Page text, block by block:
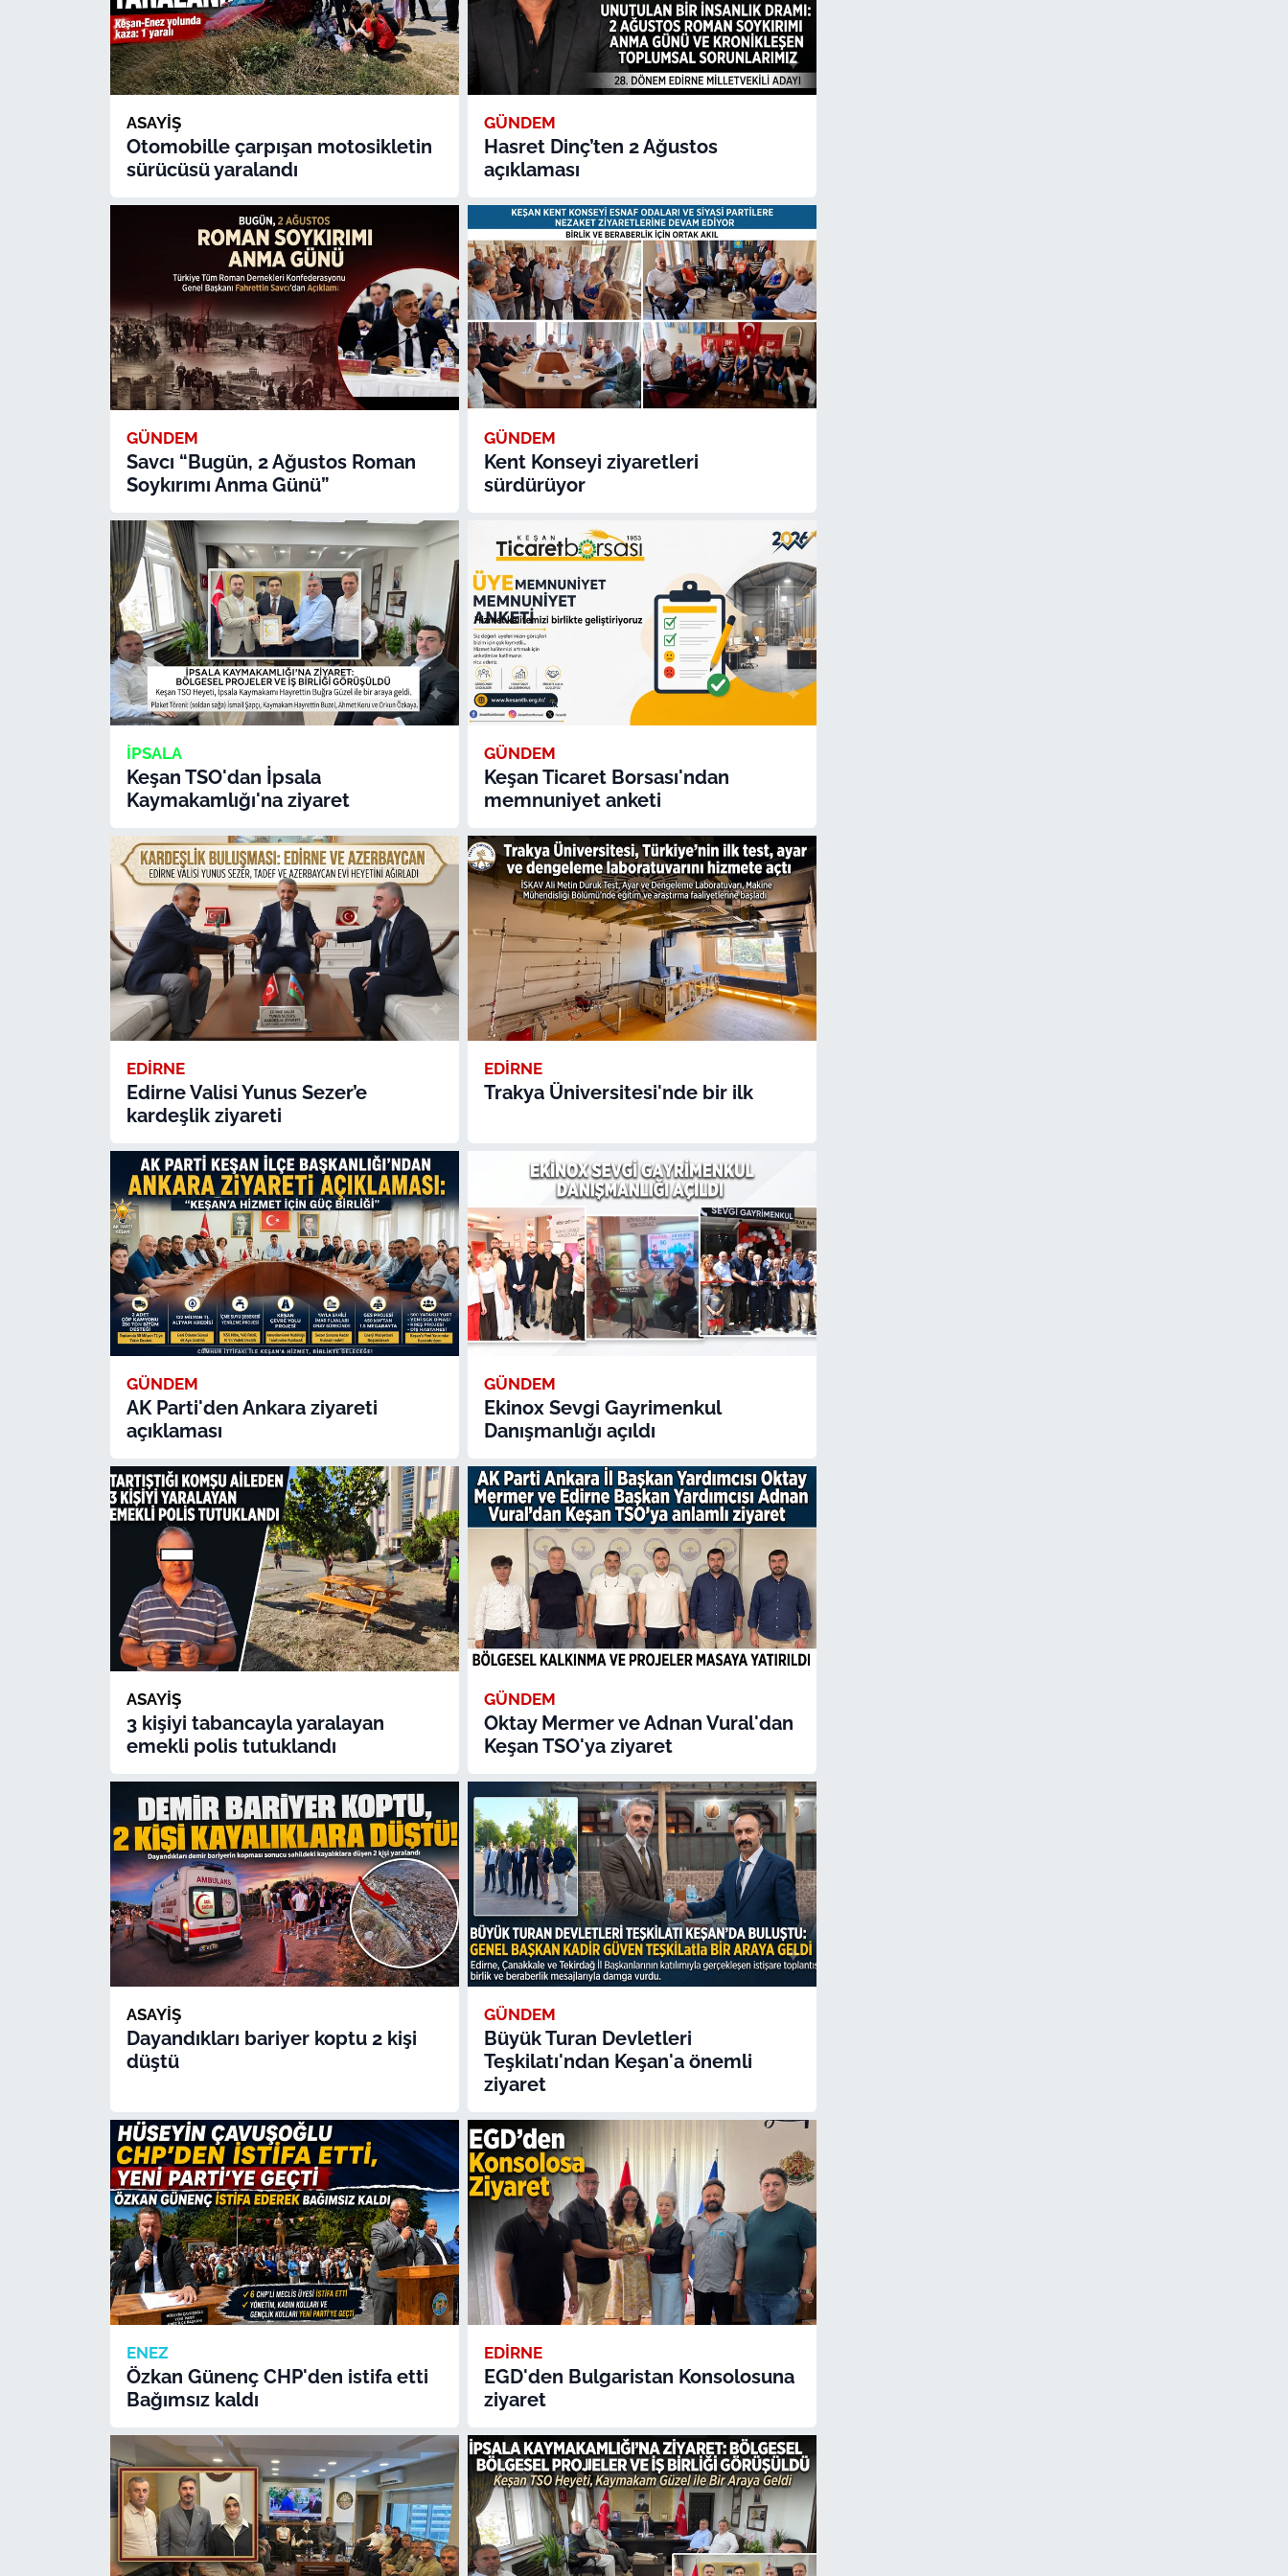
ASAYİŞ
Otomobille çarpışan motosikletin
sürücüsü yaralandı
GÜNDEM
Hasret Dinç’ten 2 Ağustos
açıklaması
GÜNDEM
Savcı “Bugün, 2 Ağustos Roman
Soykırımı Anma Günü”
GÜNDEM
Kent Konseyi ziyaretleri
sürdürüyor
İPSALA
Keşan TSO'dan İpsala
Kaymakamlığı'na ziyaret
GÜNDEM
Keşan Ticaret Borsası'ndan
memnuniyet anketi
EDİRNE
Edirne Valisi Yunus Sezer’e
kardeşlik ziyareti
EDİRNE
Trakya Üniversitesi'nde bir ilk
GÜNDEM
AK Parti'den Ankara ziyareti
açıklaması
GÜNDEM
Ekinox Sevgi Gayrimenkul
Danışmanlığı açıldı
ASAYİŞ
3 kişiyi tabancayla yaralayan
emekli polis tutuklandı
GÜNDEM
Oktay Mermer ve Adnan Vural'dan
Keşan TSO'ya ziyaret
ASAYİŞ
Dayandıkları bariyer koptu 2 kişi
düştü
GÜNDEM
Büyük Turan Devletleri
Teşkilatı'ndan Keşan'a önemli
ziyaret
ENEZ
Özkan Günenç CHP'den istifa etti
Bağımsız kaldı
EDİRNE
EGD'den Bulgaristan Konsolosuna
ziyaret
TÜRKİYE
Dış Haberler
Magazin
İş Dünyası
Bilim Teknoloji
English News
Canlı Maç
Gündem-Eğitim